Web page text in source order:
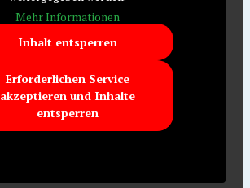
Mehr Informationen
Inhalt entsperren
Erforderlichen Service
akzeptieren und Inhalte
entsperren